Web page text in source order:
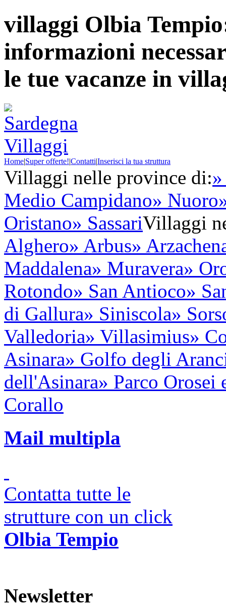
villaggi Olbia
informazioni
le tue vacanze in
Home|Super offerte!|Contatti|Inserisci la tua struttura
Villaggi nelle province di:
Medio Campidano» Nuoro
Oristano» SassariVillaggi
Alghero» Arbus»
Maddalena» Muravera»
Rotondo» San Antioco»
di Gallura» Siniscola»
Valledoria» Villasimius»
Asinara» Golfo degli
dell'Asinara» Parco Orosei
Corallo
Mail multipla
Contatta tutte le
strutture con un click
Olbia Tempio
Newsletter